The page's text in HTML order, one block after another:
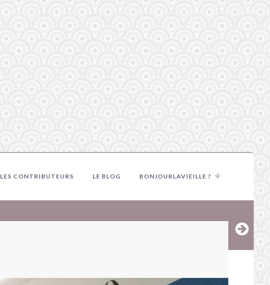
LES CONTRIBUTEURS LE BLOG BONJOURLAVIEILLE ?